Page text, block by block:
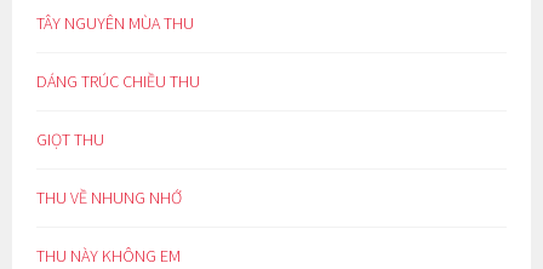
TÂY NGUYÊN MÙA THU
DÁNG TRÚC CHIỀU THU
GIỌT THU
THU VỀ NHUNG NHỚ
THU NÀY KHÔNG EM